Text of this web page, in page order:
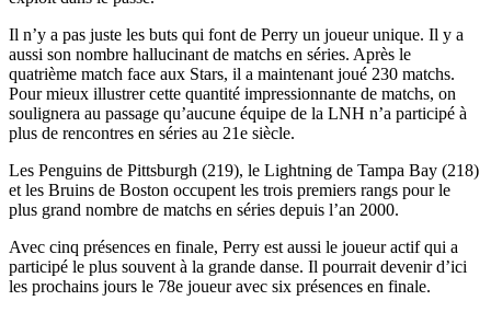
Il n’y a pas juste les buts qui font de Perry un joueur unique. Il y a
aussi son nombre hallucinant de matchs en séries. Après le
quatrième match face aux Stars, il a maintenant joué 230 matchs.
Pour mieux illustrer cette quantité impressionnante de matchs, on
soulignera au passage qu’aucune équipe de la LNH n’a participé à
plus de rencontres en séries au 21e siècle.
Les Penguins de Pittsburgh (219), le Lightning de Tampa Bay (218)
et les Bruins de Boston occupent les trois premiers rangs pour le
plus grand nombre de matchs en séries depuis l’an 2000.
Avec cinq présences en finale, Perry est aussi le joueur actif qui a
participé le plus souvent à la grande danse. Il pourrait devenir d’ici
les prochains jours le 78e joueur avec six présences en finale.